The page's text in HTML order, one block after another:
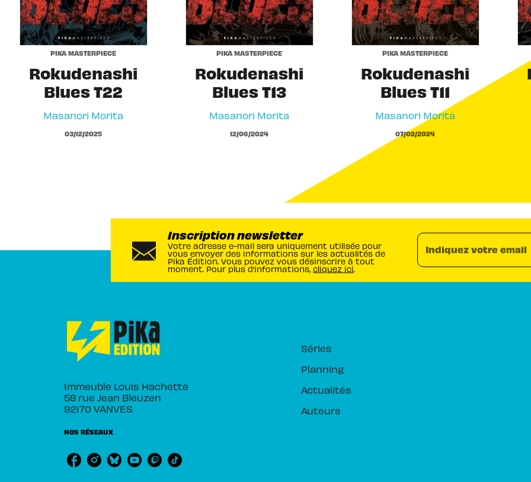
PIKA MASTERPIECE
Rokudenashi
Blues T22
Masanori Morita
03/12/2025
PIKA MASTERPIECE
Rokudenashi
Blues T13
Masanori Morita
12/06/2024
PIKA MASTERPIECE
Rokudenashi
Blues T11
Masanori Morita
07/02/2024
Inscription newsletter
Votre adresse e-mail sera uniquement utilisée pour
vous envoyer des informations sur les actualités de
Pika Édition. Vous pouvez vous désinscrire à tout
moment. Pour plus d’informations, cliquez ici
Indiquez votre email
Immeuble Louis Hachette
58 rue Jean Bleuzen
92170 VANVES
NOS RÉSEAUX
Séries
Planning
Actualités
Auteurs